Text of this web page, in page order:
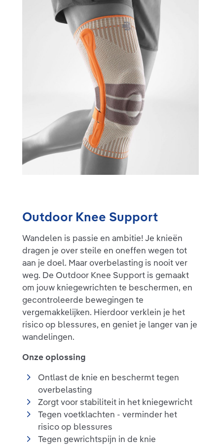
Outdoor Knee Support
Wandelen is passie en ambitie! Je knieën
dragen je over steile en oneffen wegen tot
aan je doel. Maar overbelasting is nooit ver
weg. De Outdoor Knee Support is gemaakt
om jouw kniegewrichten te beschermen, en
gecontroleerde bewegingen te
vergemakkelijken. Hierdoor verklein je het
risico op blessures, en geniet je langer van je
wandelingen.
Onze oplossing
Ontlast de knie en beschermt tegen
overbelasting
Zorgt voor stabiliteit in het kniegewricht
Tegen voetklachten - verminder het
risico op blessures
Tegen gewrichtspijn in de knie